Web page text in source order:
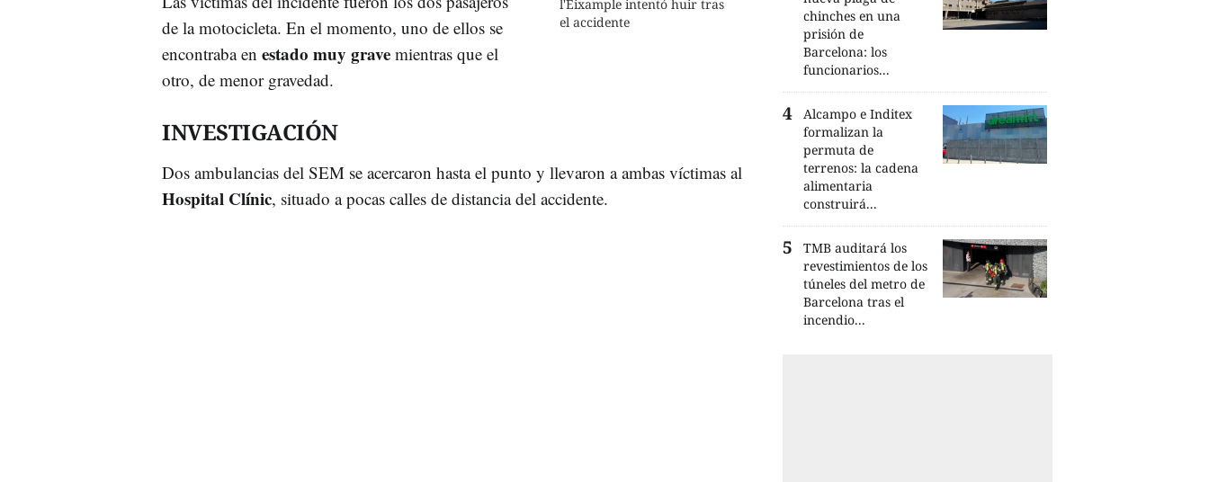
l'Eixample intentó huir tras
el accidente
de la motocicleta. En el momento, uno de ellos se
encontraba en estado muy grave mientras que el
otro, de menor gravedad.
INVESTIGACIÓN
Dos ambulancias del SEM se acercaron hasta el punto y llevaron a ambas víctimas al
Hospital Clínic, situado a pocas calles de distancia del accidente.
chinches en una
prisión de
Barcelona: los
funcionarios...
Alcampo e Inditex
formalizan la
permuta de
terrenos: la cadena
alimentaria
construirá...
TMB auditará los
revestimientos de los
túneles del metro de
Barcelona tras el
incendio...